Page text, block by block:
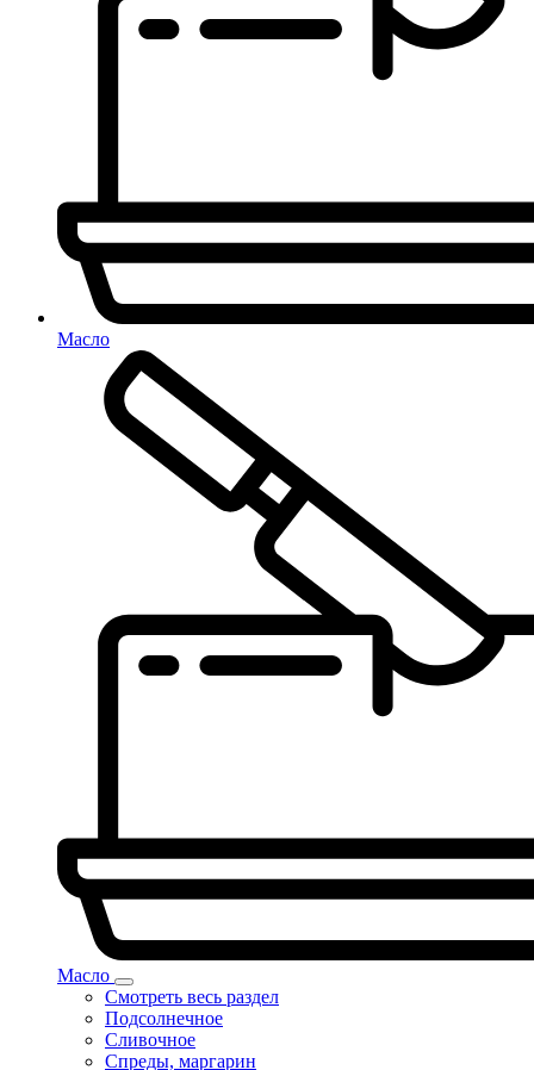
Масло
Масло
Смотреть весь раздел
Подсолнечное
Сливочное
Спреды, маргарин